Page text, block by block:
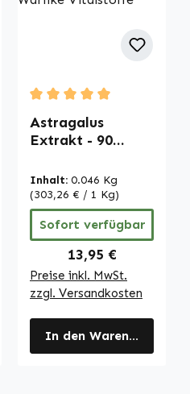
Durchschnittliche
Astragalus
Extrakt - 90
schluckfreundlich
- hochdosiert &
vegan | Warnke
Vitalstoffe
Inhalt: 0.046 Kg
(303,26 € / 1 Kg)
Sofort verfügbar
Regulärer Preis:
13,95 €
Preise inkl. MwSt.
zzgl. Versandkosten
In den Warenkorb